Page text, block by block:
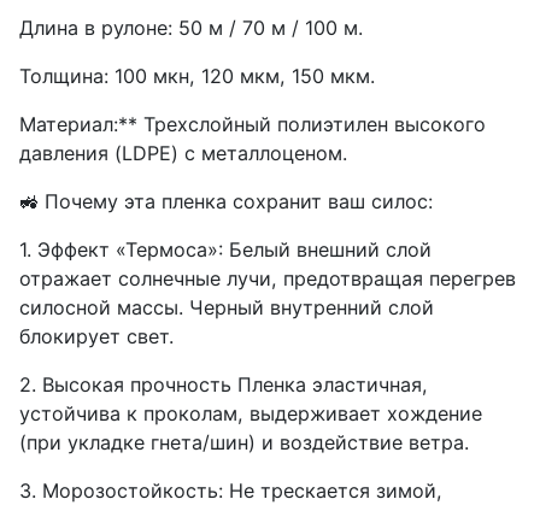
Длина в рулоне: 50 м / 70 м / 100 м.
Толщина: 100 мкн, 120 мкм, 150 мкм.
Материал:** Трехслойный полиэтилен высокого
давления (LDPE) с металлоценом.
🚜 Почему эта пленка сохранит ваш силос:
1. Эффект «Термоса»: Белый внешний слой
отражает солнечные лучи, предотвращая перегрев
силосной массы. Черный внутренний слой
блокирует свет.
2. Высокая прочность Пленка эластичная,
устойчива к проколам, выдерживает хождение
(при укладке гнета/шин) и воздействие ветра.
3. Морозостойкость: Не трескается зимой,